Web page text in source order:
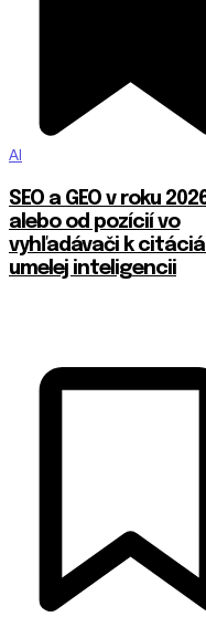
AI
SEO a GEO v roku
alebo od pozícií vo
vyhľadávači k
umelej inteligencii